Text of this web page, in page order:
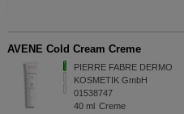
AVENE Cold Cream Creme
PIERRE FABRE DERMO
KOSMETIK GmbH
01538747
40 ml Creme